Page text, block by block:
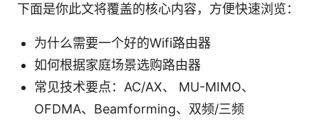
下面是你此文将覆盖的核心内容，方便快速浏览：
为什么需要一个好的Wifi路由器
如何根据家庭场景选购路由器
常见技术要点：AC/AX、 MU-MIMO、
OFDMA、Beamforming、双频/三频